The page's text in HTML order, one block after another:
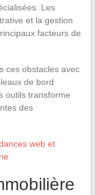
Les
et la gestion
facteurs de
ces obstacles avec
de bord
outils transforme
des
web et